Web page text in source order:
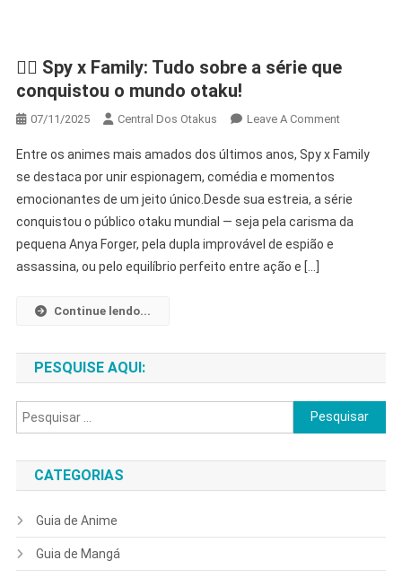
🕵️‍♂️ Spy x Family: Tudo sobre a série que
conquistou o mundo otaku!
07/11/2025 Central Dos Otakus Leave A CommentOn
Spy
Family:
Tudo
Otaku!
Entre os animes mais amados dos últimos anos, Spy x Family
se destaca por unir espionagem, comédia e momentos
emocionantes de um jeito único.Desde sua estreia, a série
conquistou o público otaku mundial — seja pela carisma da
pequena Anya Forger, pela dupla improvável de espião e
assassina, ou pelo equilíbrio perfeito entre ação e […]
Continue lendo...
PESQUISE AQUI:
Pesquisar
por:
CATEGORIAS
Guia de Anime
Guia de Mangá